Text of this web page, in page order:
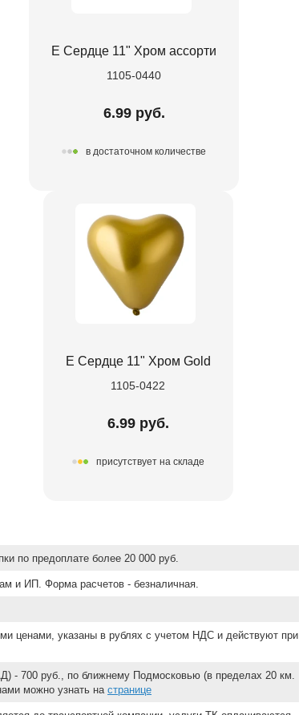
Е Сердце 11" Хром ассорти
1105-0440
6.99 руб.
в достаточном количестве
Е Сердце 11" Хром Gold
1105-0422
6.99 руб.
присутствует на складе
по предоплате более 20 000 руб.
и ИП. Форма расчетов - безналичная.
ценами, указаны в рублях с учетом НДС и действуют при
- 700 руб., по ближнему Подмосковью (в пределах 20 км.
можно узнать на странице